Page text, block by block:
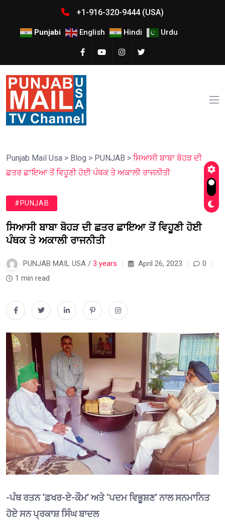
+1-916-320-9444 (USA)
Punjabi English Hindi Urdu
Punjab Mail Usa > Blog > PUNJAB > ਸਿਆਸੀ ਬਾਬਾ ਬੋਹੜ ਦੀ
ਛਤਰ ਛਾਇਆ ਤੋਂ ਵਿਹੂਣੀ ਹੋਈ ਪੰਥਕ ਤੇ ਅਕਾਲੀ ਰਾਜਨੀਤੀ
#PUNJAB
ਸਿਆਸੀ ਬਾਬਾ ਬੋਹੜ ਦੀ ਛਤਰ ਛਾਇਆ ਤੋਂ ਵਿਹੂਣੀ ਹੋਈ
ਪੰਥਕ ਤੇ ਅਕਾਲੀ ਰਾਜਨੀਤੀ
PUNJAB MAIL USA / 3 years April 26, 2023
0
1 min read
-ਪੰਥ ਰਤਨ ‘ਫ਼ਖਰ-ਏ-ਕੌਮ’ ਅਤੇ ‘ਪਦਮ ਵਿਭੂਸ਼ਣ’ ਨਾਲ ਸਨਮਾਨਿਤ
ਹੋਏ ਸਨ ਪ੍ਰਕਾਸ਼ ਸਿੰਘ ਬਾਦਲ